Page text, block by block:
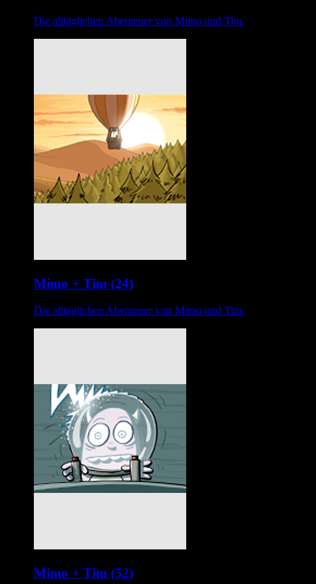
Die alltäglichen Abenteuer von Mimo und Tim.
Mimo + Tim (24)
Die alltäglichen Abenteuer von Mimo und Tim.
Mimo + Tim (52)